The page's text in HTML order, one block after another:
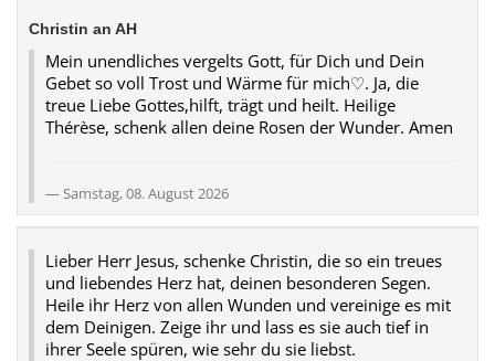
Christin an AH
Mein unendliches vergelts Gott, für Dich und Dein
Gebet so voll Trost und Wärme für mich♡. Ja, die
treue Liebe Gottes,hilft, trägt und heilt. Heilige
Thérèse, schenk allen deine Rosen der Wunder. Amen
Samstag, 08. August 2026
Lieber Herr Jesus, schenke Christin, die so ein treues
und liebendes Herz hat, deinen besonderen Segen.
Heile ihr Herz von allen Wunden und vereinige es mit
dem Deinigen. Zeige ihr und lass es sie auch tief in
ihrer Seele spüren, wie sehr du sie liebst.